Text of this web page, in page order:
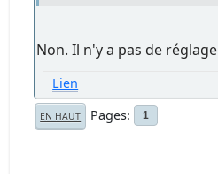
Non. Il n'y a pas de
Lien
EN HAUT Pages 1